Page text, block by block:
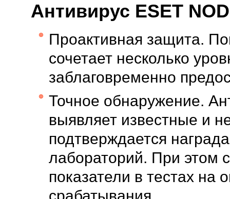
Антивирус ESET
Проактивная защита.
сочетает несколько
заблаговременно
Точное обнаружение.
выявляет известные и
подтверждается
лабораторий. При этом
показатели в тестах на